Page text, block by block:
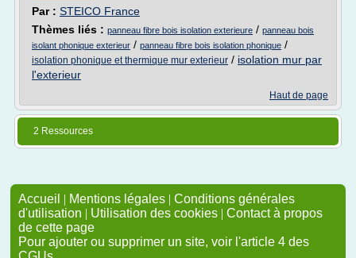
Par : STEICO France
Thèmes liés : panneau fibre bois isolation exterieure / panneau bois
isolant phonique exterieur / panneau fibre bois isolation phonique /
isolation phonique et thermique mur exterieur / isolation mur par
l'exterieur
Haut de page
2 Ressources
Accueil | Mentions légales | Conditions générales
d'utilisation | Utilisation des cookies | Contact à propos
de cette page
Pour ajouter ou supprimer un site, voir l'article 4 des